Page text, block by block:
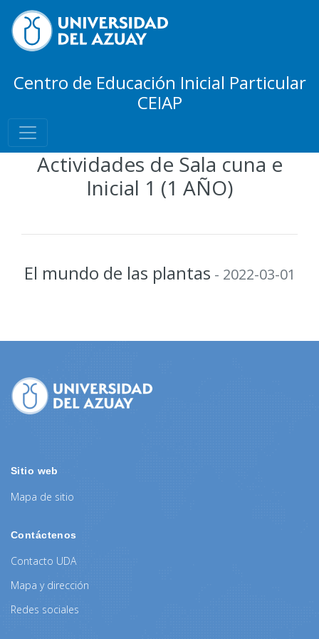
Centro de Educación Inicial Particular
CEIAP
Actividades de Sala cuna e
Inicial 1 (1 AÑO)
El mundo de las plantas - 2022-03-01
Sitio web
Mapa de sitio
Contáctenos
Contacto UDA
Mapa y dirección
Redes sociales